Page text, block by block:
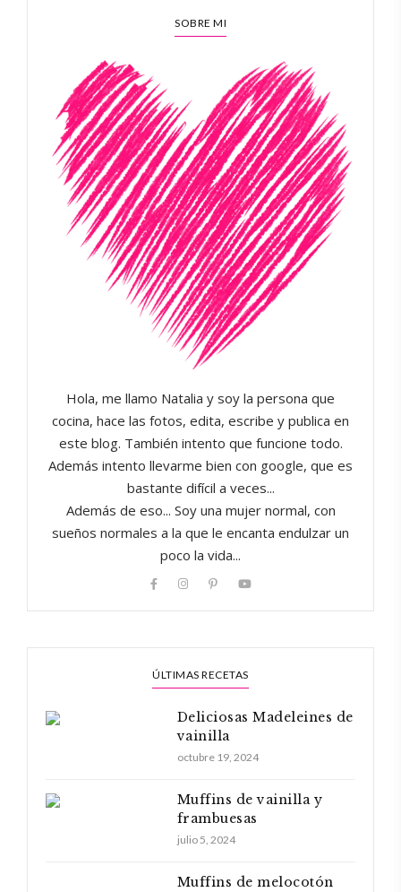
SOBRE MI
Hola, me llamo Natalia y soy la persona que
cocina, hace las fotos, edita, escribe y publica en
este blog. También intento que funcione todo.
Además intento llevarme bien con google, que es
bastante difícil a veces...
Además de eso... Soy una mujer normal, con
sueños normales a la que le encanta endulzar un
poco la vida...
ÚLTIMAS RECETAS
Deliciosas Madeleines de
vainilla
octubre 19, 2024
Muffins de vainilla y
frambuesas
julio 5, 2024
Muffins de melocotón